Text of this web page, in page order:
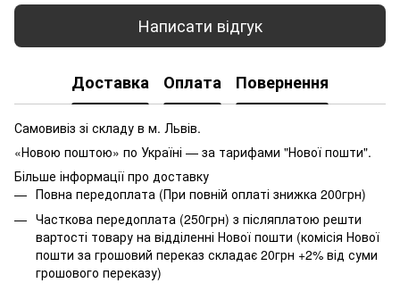
Написати відгук
Доставка Оплата Повернення
Самовивіз зі складу в м. Львів.
«Новою поштою» по Україні — за тарифами "Нової пошти".
Більше інформації про доставку
Повна передоплата (При повній оплаті знижка 200грн)
Часткова передоплата (250грн) з післяплатою решти
вартості товару на відділенні Нової пошти (комісія Нової
пошти за грошовий переказ складає 20грн +2% від суми
грошового переказу)